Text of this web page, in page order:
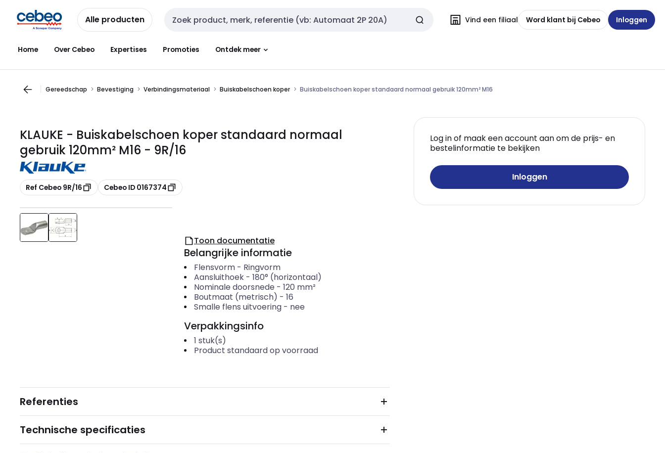
naar
navigatie
naar
inhoud
Alle producten Zoekveld invoer Vind een filiaal Word klant bij Cebeo Inloggen
Home Over Cebeo Expertises Promoties Ontdek meer
Gereedschap Bevestiging Verbindingsmateriaal Buiskabelschoen koper Buiskabelschoen koper standaard normaal gebruik 120mm² M16
KLAUKE - Buiskabelschoen koper standaard normaal
gebruik 120mm² M16 - 9R/16
Kopiëren
Ref Cebeo 9R/16 Kopiëren
Cebeo ID 0167374
Log in of maak een account aan om de prijs- en
bestelinformatie te bekijken
Inloggen
Toon documentatie
Belangrijke informatie
Flensvorm- Ringvorm
Aansluithoek- 180° (horizontaal)
Nominale doorsnede - 120 mm²
Boutmaat (metrisch) - 16
Smalle flens uitvoering- nee
Verpakkingsinfo
1 stuk(s)
Product standaard op voorraad
Referenties
Technische specificaties